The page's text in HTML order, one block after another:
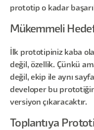
prototip o kadar
Mükemmeli
İlk prototipiniz kaba
değil, özellik. Çünkü
değil, ekip ile aynı
developer bu
versiyon çıkaracaktır.
Toplantıya